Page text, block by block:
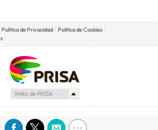
Politica de Privacidad
Politica de Cookies